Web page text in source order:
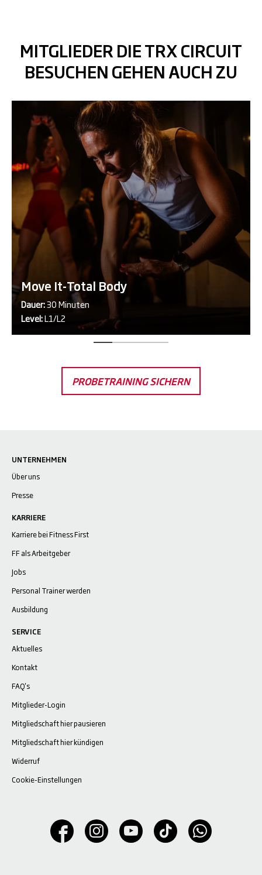
MITGLIEDER DIE TRX CIRCUIT
BESUCHEN GEHEN AUCH ZU
Move It-Total Body
Dauer:30 Minuten
Level:L1/L2
PROBETRAINING SICHERN
UNTERNEHMEN
Über uns
Presse
KARRIERE
Karriere bei Fitness First
FF als Arbeitgeber
Jobs
Personal Trainer werden
Ausbildung
SERVICE
Aktuelles
Kontakt
FAQ's
Mitglieder-Login
Mitgliedschaft hier pausieren
Mitgliedschaft hier kündigen
Widerruf
Cookie-Einstellungen